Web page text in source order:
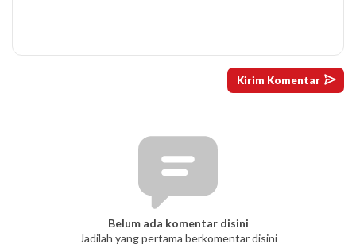
Belum ada komentar disini
Jadilah yang pertama berkomentar disini